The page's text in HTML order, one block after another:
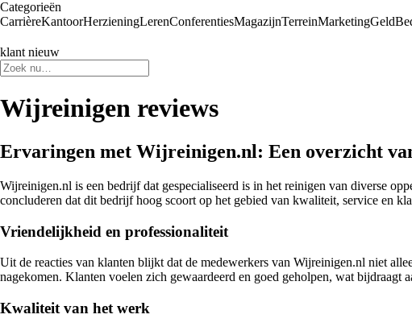
Categorieën
CarrièreKantoorHerzieningLerenConferentiesMagazijnTerreinMarketingGeld
klant nieuw
Wijreinigen reviews
Ervaringen met Wijreinigen.nl: Een overzicht
Wijreinigen.nl is een bedrijf dat gespecialiseerd is in het reinigen van diverse
concluderen dat dit bedrijf hoog scoort op het gebied van kwaliteit, service en
Vriendelijkheid en professionaliteit
Uit de reacties van klanten blijkt dat de medewerkers van Wijreinigen.nl niet
nagekomen. Klanten voelen zich gewaardeerd en goed geholpen, wat bijdraagt
Kwaliteit van het werk